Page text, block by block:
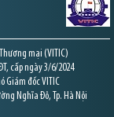
mại (VITIC)
cấp ngày 3/6/2024
Giám đốc VITIC
Nghĩa Đô, Tp. Hà Nội